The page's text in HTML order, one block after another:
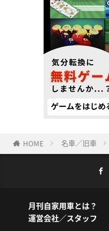
HOME 名車／旧車
月刊自家用車とは？
運営会社／スタッフ